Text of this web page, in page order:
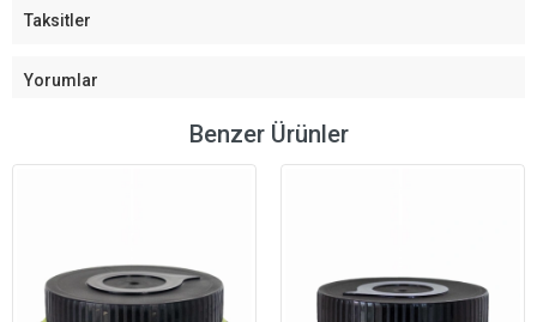
Taksitler
Yorumlar
Benzer Ürünler